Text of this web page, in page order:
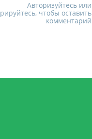
Авторизуйтесь или
чтобы оставить
комментарий